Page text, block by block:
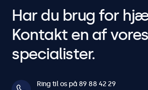
Har du brug for
Kontakt en af vores
specialister.
Ring til os på 89 88 42 29